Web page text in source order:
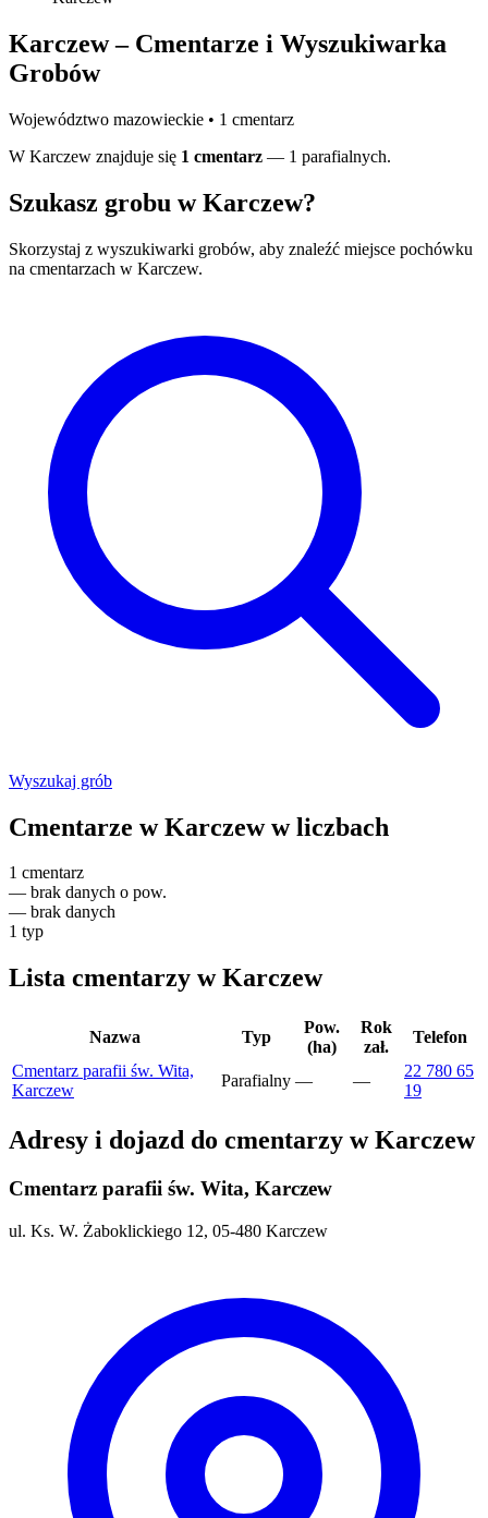
Karczew – Cmentarze i Wyszukiwarka
Grobów
Województwo mazowieckie • 1 cmentarz
W Karczew znajduje się 1 cmentarz — 1 parafialnych.
Szukasz grobu w Karczew?
Skorzystaj z wyszukiwarki grobów, aby znaleźć miejsce pochówku
na cmentarzach w Karczew.
Wyszukaj grób
Cmentarze w Karczew w liczbach
1 cmentarz
— brak danych o pow.
— brak danych
1 typ
Lista cmentarzy w Karczew
Nazwa Typ
Pow.
(ha)
Rok
zał.
Telefon
Cmentarz parafii św. Wita,
Karczew
Parafialny — —
22 780 65
19
Adresy i dojazd do cmentarzy w Karczew
Cmentarz parafii św. Wita, Karczew
ul. Ks. W. Żaboklickiego 12, 05-480 Karczew